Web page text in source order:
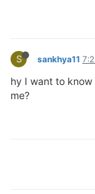
S sankhya11
hy I want to
me?